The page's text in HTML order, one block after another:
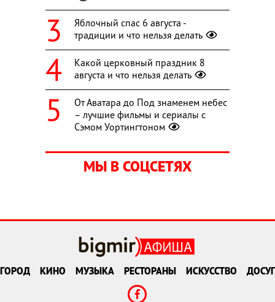
Яблочный спас 6 августа -
традиции и что нельзя делать
Какой церковный праздник 8
августа и что нельзя делать
От Аватара до Под знаменем небес
– лучшие фильмы и сериалы с
Сэмом Уортингтоном
МЫ В СОЦСЕТЯХ
ГОРОД КИНО МУЗЫКА РЕСТОРАНЫ ИСКУССТВО ДОСУГ